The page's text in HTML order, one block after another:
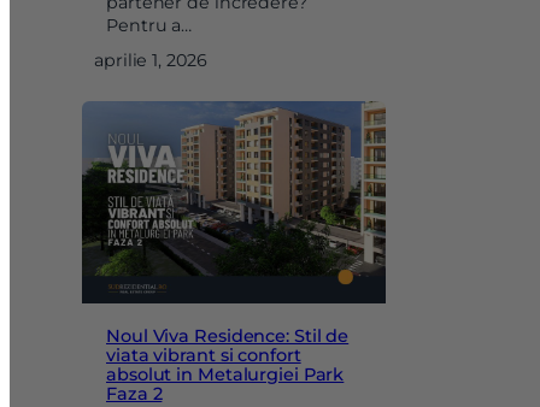
Pentru a…
aprilie 1, 2026
Noul Viva Residence: Stil de
viata vibrant si confort
absolut in Metalurgiei Park
Faza 2